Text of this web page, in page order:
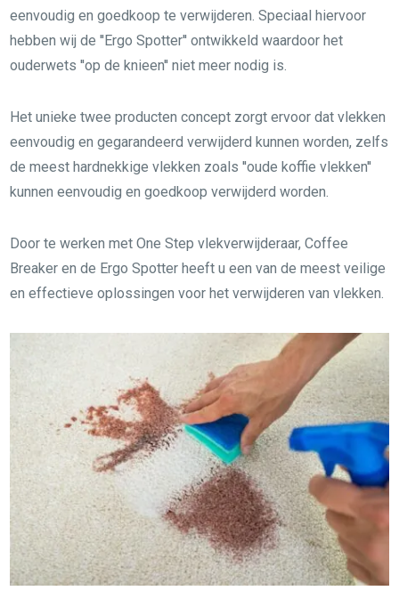
eenvoudig en goedkoop te verwijderen. Speciaal hiervoor
hebben wij de ''Ergo Spotter'' ontwikkeld waardoor het
ouderwets ''op de knieen'' niet meer nodig is.
Het unieke twee producten concept zorgt ervoor dat vlekken
eenvoudig en gegarandeerd verwijderd kunnen worden, zelfs
de meest hardnekkige vlekken zoals ''oude koffie vlekken''
kunnen eenvoudig en goedkoop verwijderd worden.
Door te werken met One Step vlekverwijderaar, Coffee
Breaker en de Ergo Spotter heeft u een van de meest veilige
en effectieve oplossingen voor het verwijderen van vlekken.